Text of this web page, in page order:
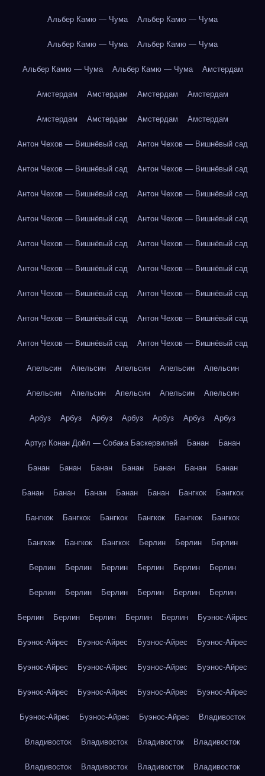
Альбер Камю — Чума Альбер Камю — Чума
Альбер Камю — Чума Альбер Камю — Чума
Альбер Камю — Чума Альбер Камю — Чума Амстердам
Амстердам Амстердам Амстердам Амстердам
Амстердам Амстердам Амстердам Амстердам
Антон Чехов — Вишнёвый сад Антон Чехов — Вишнёвый сад
Антон Чехов — Вишнёвый сад Антон Чехов — Вишнёвый сад
Антон Чехов — Вишнёвый сад Антон Чехов — Вишнёвый сад
Антон Чехов — Вишнёвый сад Антон Чехов — Вишнёвый сад
Антон Чехов — Вишнёвый сад Антон Чехов — Вишнёвый сад
Антон Чехов — Вишнёвый сад Антон Чехов — Вишнёвый сад
Антон Чехов — Вишнёвый сад Антон Чехов — Вишнёвый сад
Антон Чехов — Вишнёвый сад Антон Чехов — Вишнёвый сад
Антон Чехов — Вишнёвый сад Антон Чехов — Вишнёвый сад
Апельсин Апельсин Апельсин Апельсин Апельсин
Апельсин Апельсин Апельсин Апельсин Апельсин
Арбуз Арбуз Арбуз Арбуз Арбуз Арбуз Арбуз
Артур Конан Дойл — Собака Баскервилей Банан Банан
Банан Банан Банан Банан Банан Банан Банан
Банан Банан Банан Банан Банан Бангкок Бангкок
Бангкок Бангкок Бангкок Бангкок Бангкок Бангкок
Бангкок Бангкок Бангкок Берлин Берлин Берлин
Берлин Берлин Берлин Берлин Берлин Берлин
Берлин Берлин Берлин Берлин Берлин Берлин
Берлин Берлин Берлин Берлин Берлин Буэнос-Айрес
Буэнос-Айрес Буэнос-Айрес Буэнос-Айрес Буэнос-Айрес
Буэнос-Айрес Буэнос-Айрес Буэнос-Айрес Буэнос-Айрес
Буэнос-Айрес Буэнос-Айрес Буэнос-Айрес Буэнос-Айрес
Буэнос-Айрес Буэнос-Айрес Буэнос-Айрес Владивосток
Владивосток Владивосток Владивосток Владивосток
Владивосток Владивосток Владивосток Владивосток